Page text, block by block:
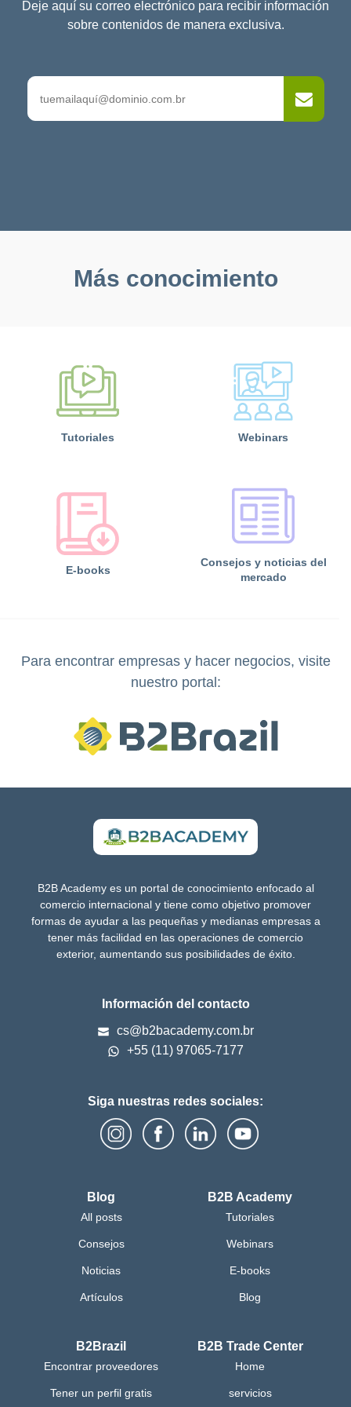
Deje aquí su correo electrónico para recibir información
sobre contenidos de manera exclusiva.
Más conocimiento
Tutoriales Webinars
E-books
Consejos y noticias del
mercado
Para encontrar empresas y hacer negocios, visite
nuestro portal:
B2B Academy es un portal de conocimiento enfocado al
comercio internacional y tiene como objetivo promover
formas de ayudar a las pequeñas y medianas empresas a
tener más facilidad en las operaciones de comercio
exterior, aumentando sus posibilidades de éxito.
Información del contacto
cs@b2bacademy.com.br
+55 (11) 97065-7177
Siga nuestras redes sociales:
Blog
All posts
Consejos
Noticias
Artículos
B2B Academy
Tutoriales
Webinars
E-books
Blog
B2Brazil
Encontrar proveedores
Tener un perfil gratis
B2B Trade Center
Home
servicios